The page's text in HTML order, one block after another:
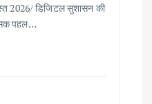
2026/ डिजिटल सुशासन की
पहल…